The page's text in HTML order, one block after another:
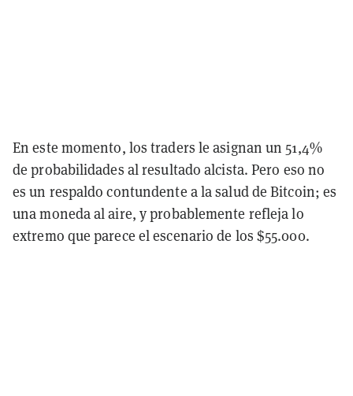
En este momento, los traders le asignan un 51,4%
de probabilidades al resultado alcista. Pero eso no
es un respaldo contundente a la salud de Bitcoin; es
una moneda al aire, y probablemente refleja lo
extremo que parece el escenario de los $55.000.